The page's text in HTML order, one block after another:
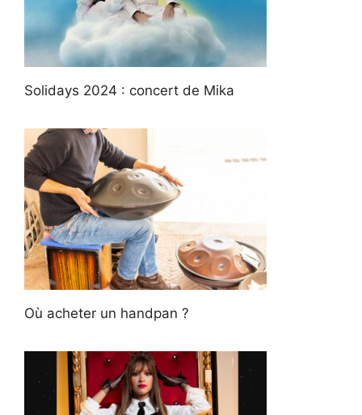
Solidays 2024 : concert de Mika
Où acheter un handpan ?